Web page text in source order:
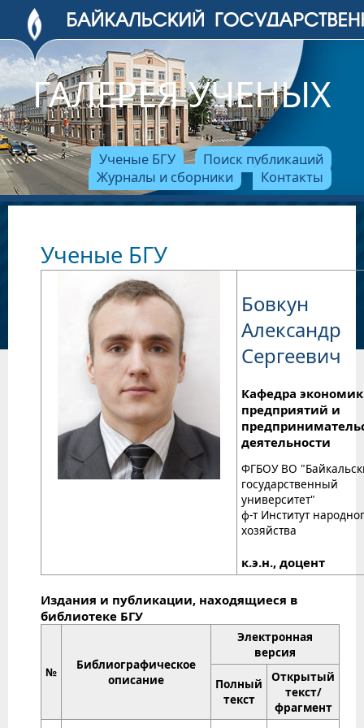
ГАЛЕРЕЯ УЧЕНЫХ
Ученые БГУ
Поиск публикаций
Журналы и сборники
Контакты
Ученые БГУ
Бовкун
Александр
Сергеевич
Кафедра
предприятий и
деятельности
ФГБОУ ВО
государственный
университет"
ф-т Институт
хозяйства
к.э.н., доцент
Издания и публикации, находящиеся в
библиотеке БГУ
№
Библиографическое
описание
Электронная
версия
Полный
текст
Открытый
текст/
фрагмент